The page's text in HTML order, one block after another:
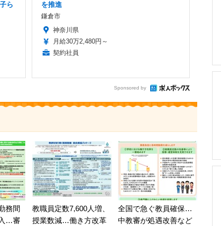
ら
を推進
鎌倉市
神奈川県
月給30万2,480円～
契約社員
Sponsored by
務間
…審
教職員定数7,600人増、
授業数減…働き方改革
全国で急ぐ教員確保…
中教審が処遇改善など